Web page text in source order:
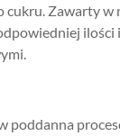
cukru. Zawarty w
ilości
poddanna